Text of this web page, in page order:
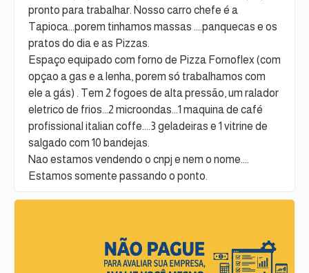
pronto para trabalhar. Nosso carro chefe é a
Tapioca...porem tinhamos massas ....panquecas e os
pratos do dia e as Pizzas.
Espaço equipado com forno de Pizza Fornoflex (com
opçao a gas e a lenha, porem só trabalhamos com
ele a gás) . Tem 2 fogoes de alta pressão, um ralador
eletrico de frios...2 microondas...1 maquina de café
profissional italian coffe....3 geladeiras e 1 vitrine de
salgado com 10 bandejas.
Nao estamos vendendo o cnpj e nem o nome....
Estamos somente passando o ponto.